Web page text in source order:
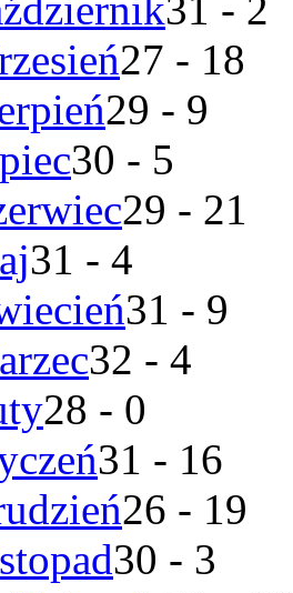
27 - 18
29 - 9
30 - 5
29 - 21
31 - 4
31 - 9
32 - 4
28 - 0
31 - 16
26 - 19
30 - 3